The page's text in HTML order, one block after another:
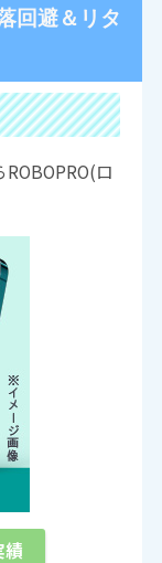
回避＆リタ
ロ
績